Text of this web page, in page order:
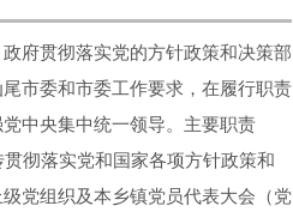
府贯彻落实党的方针政策和决策部
市委和市委工作要求，在履行职责
中央集中统一领导。主要职责
彻落实党和国家各项方针政策和
党组织及本乡镇党员代表大会（党